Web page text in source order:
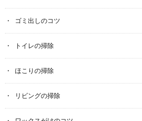
ゴミ出しのコツ
トイレの掃除
ほこりの掃除
リビングの掃除